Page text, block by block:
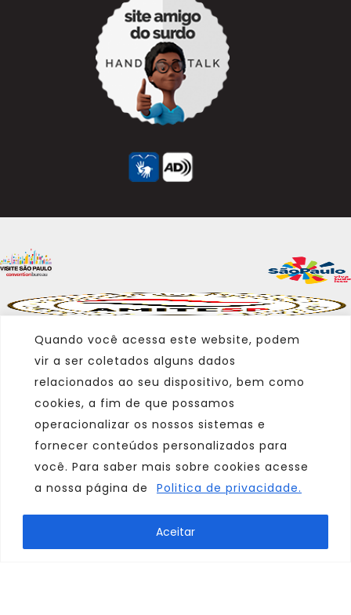
Quando você acessa este website, podem
vir a ser coletados alguns dados
relacionados ao seu dispositivo, bem como
cookies, a fim de que possamos
operacionalizar os nossos sistemas e
fornecer conteúdos personalizados para
você. Para saber mais sobre cookies acesse
a nossa página de
Politica de privacidade.
Aceitar
Parceiro